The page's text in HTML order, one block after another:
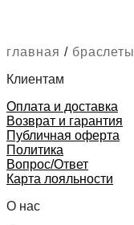
главная / браслеты
Клиентам
Оплата и доставка
Возврат и гарантия
Публичная оферта
Политика
Вопрос/Ответ
Карта лояльности
О нас